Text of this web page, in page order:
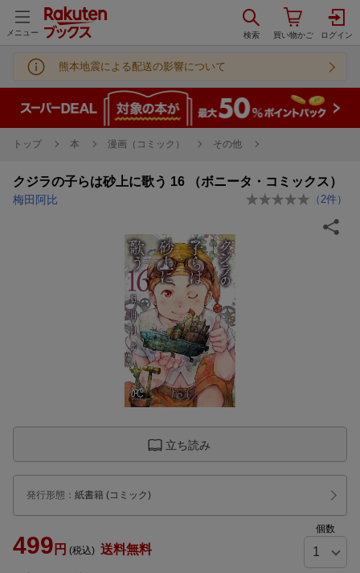
メニュー
熊本地震による配送の影響について
トップ 本 漫画（コミック） その他
クジラの子らは砂上に歌う 16 （ボニータ・コミックス）
梅田阿比 （ 2件）
立ち読み
発行形態 ： 紙書籍 (コミック)
499 円 (税込) 送料無料
個数